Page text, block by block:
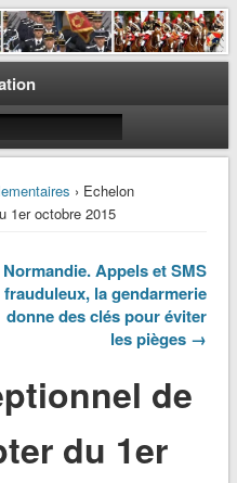
› Echelon
1er octobre 2015
Normandie. Appels et SMS
frauduleux, la gendarmerie
donne des clés pour éviter
les pièges →
de
du 1er